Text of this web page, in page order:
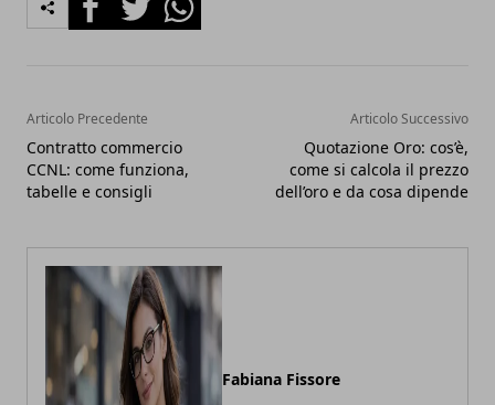
Articolo Precedente
Contratto commercio
CCNL: come funziona,
tabelle e consigli
Articolo Successivo
Quotazione Oro: cos’è,
come si calcola il prezzo
dell’oro e da cosa dipende
Fabiana Fissore